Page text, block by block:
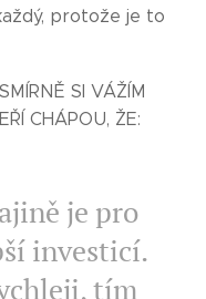
protože je to
SI VÁŽÍM
CHÁPOU, ŽE:
je pro
investicí.
tím